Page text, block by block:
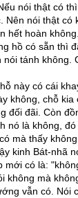
nói thật có
Nên nói thật có
hết hoàn
hồ có sẵn thì
tánh không.
này có cái
không, chỗ
đối đãi. Còn
nó là không,
mà thấy
kinh Bát-nhã
mới có là:
không mà
vẫn có. Nói